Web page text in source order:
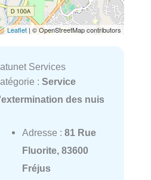
Leaflet | © OpenStreetMap contributors
Services
: Service
des nuis
Adresse : 81 Rue
Fluorite, 83600
Fréjus